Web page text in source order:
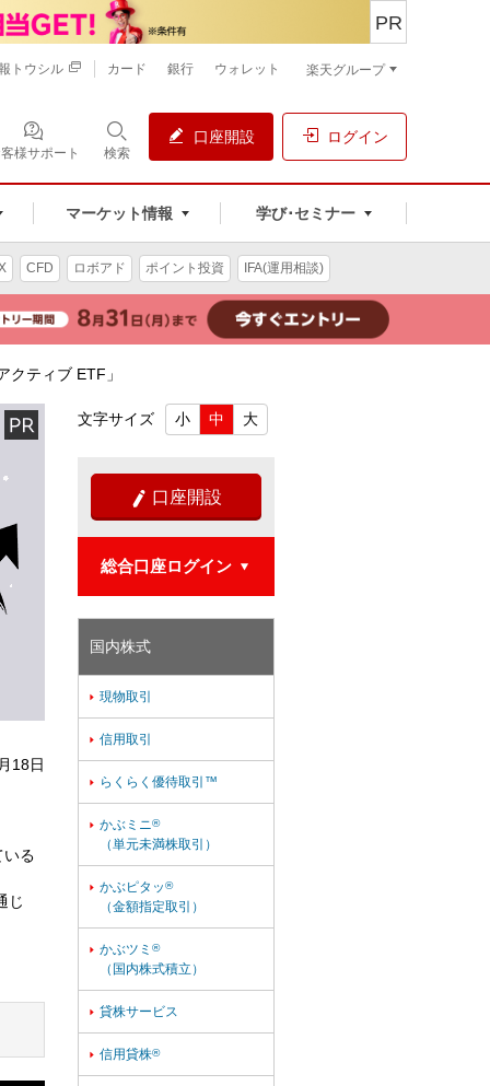
様サポート 検索
口座開設 ログイン
マーケット情報 学び･セミナー
PR
トウシル カード 銀行 ウォレット 楽天グループ
CFD ロボアド ポイント投資 IFA(運用相談)
ティブ ETF」
18日
いる
じ
文字サイズ 小 中 大
 口座開設
総合口座ログイン
国内株式
 現物取引
 信用取引
 らくらく優待取引™
 かぶミニ®
（単元未満株取引）
 かぶピタッ®
（金額指定取引）
 かぶツミ®
（国内株式積立）
 貸株サービス
 信用貸株®